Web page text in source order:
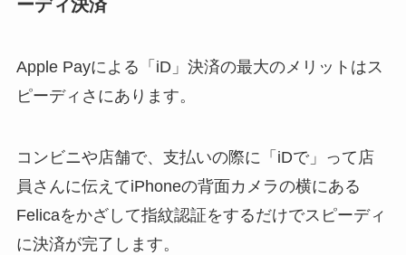
ーディ決済
Apple Payによる「iD」決済の最大のメリットはス
ピーディさにあります。
コンビニや店舗で、支払いの際に「iDで」って店
員さんに伝えてiPhoneの背面カメラの横にある
Felicaをかざして指紋認証をするだけでスピーディ
に決済が完了します。